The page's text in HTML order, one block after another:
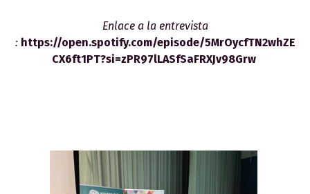
Enlace a la entrevista
: https://open.spotify.com/episode/5MrOycfTN2whZE
CX6ft1PT?si=zPR97lLASfSaFRXJv98Grw